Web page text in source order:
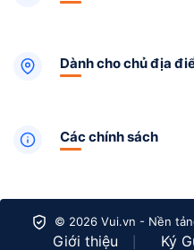
Dành cho chủ địa
Các chính sách
© 2026 Vui.vn - Nền
Giới thiệu Ký